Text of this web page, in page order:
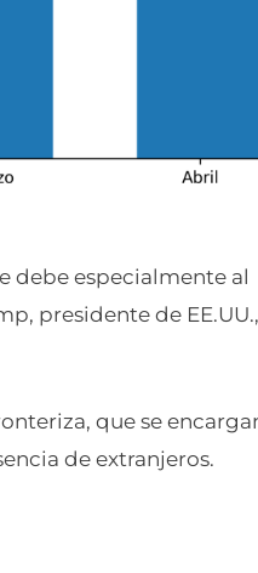
debe especialmente al
presidente de
que se
de extranjeros.